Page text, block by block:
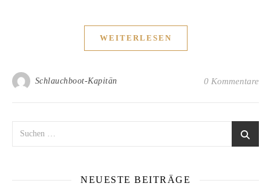
WEITERLESEN
Schlauchboot-Kapitän 0 Kommentare
NEUESTE BEITRÄGE